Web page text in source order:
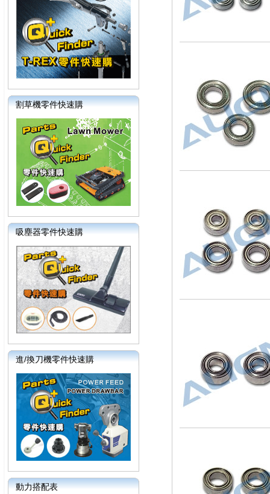
割草機零件快速購
吸塵器零件快速購
進/換刀機零件快速購
動力搭配表